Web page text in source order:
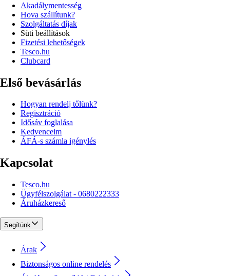
Akadálymentesség
Hova szállítunk?
Szolgáltatás díjak
Süti beállítások
Fizetési lehetőségek
Tesco.hu
Clubcard
Első bevásárlás
Hogyan rendelj tőlünk?
Regisztráció
Idősáv foglalása
Kedvenceim
ÁFÁ-s számla igénylés
Kapcsolat
Tesco.hu
Ügyfélszolgálat - 0680222333
Áruházkereső
Segítünk
Árak
Biztonságos online rendelés